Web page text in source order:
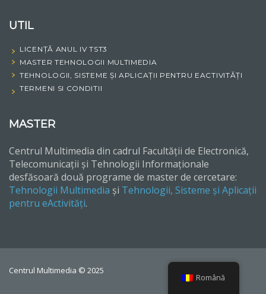
UTIL
LICENȚĂ ANUL IV TST3
MASTER TEHNOLOGII MULTIMEDIA
TEHNOLOGII, SISTEME ȘI APLICAȚII PENTRU EACTIVITĂȚI
TERMENI SI CONDITII
MASTER
Centrul Multimedia din cadrul Facultății de Electronică,
Telecomunicații și Tehnologii Informaționale
desfăsoară două programe de master de cercetare:
Tehnologii Multimedia și Tehnologii, Sisteme și Aplicații
pentru eActivități.
Centrul Multimedia © 2025
Română